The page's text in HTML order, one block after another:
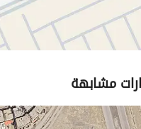
0
صك الملكية
العقار
جنوبية شرقية
مشابهة